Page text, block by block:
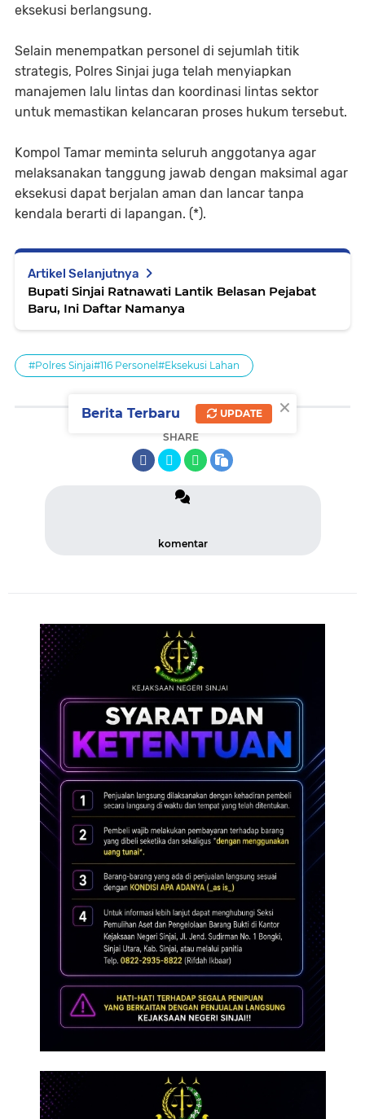
eksekusi berlangsung.
​Selain menempatkan personel di sejumlah titik
strategis, Polres Sinjai juga telah menyiapkan
manajemen lalu lintas dan koordinasi lintas sektor
untuk memastikan kelancaran proses hukum tersebut.
Kompol Tamar meminta seluruh anggotanya agar
melaksanakan tanggung jawab dengan maksimal agar
eksekusi dapat berjalan aman dan lancar tanpa
kendala berarti di lapangan. (*).
Artikel Selanjutnya
Bupati Sinjai Ratnawati Lantik Belasan Pejabat
Baru, Ini Daftar Namanya
#Polres Sinjai#116 Personel#Eksekusi Lahan
SHARE
komentar
×
Berita Terbaru UPDATE